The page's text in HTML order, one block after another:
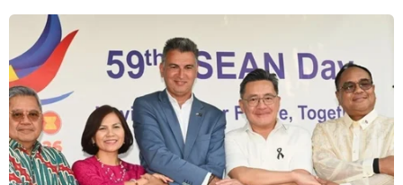
CƠ QUAN CHỦ QUẢN: THÔNG TẤN XÃ VIỆT NAM
Tổng Biên tập: TRẦN TIẾN DUẨN
Phó Tổng Biên tập: NGUYỄN THỊ TÁM, KHÚC THANH
THỦY